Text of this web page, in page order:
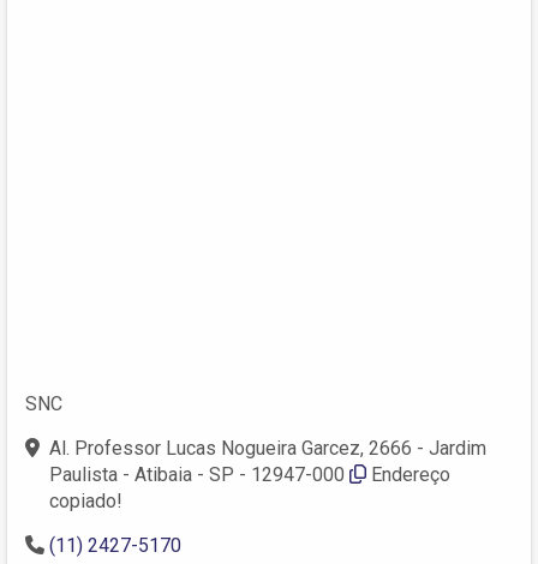
SNC
Al. Professor Lucas Nogueira Garcez, 2666 - Jardim
Paulista - Atibaia - SP - 12947-000
Endereço
copiado!
(11) 2427-5170